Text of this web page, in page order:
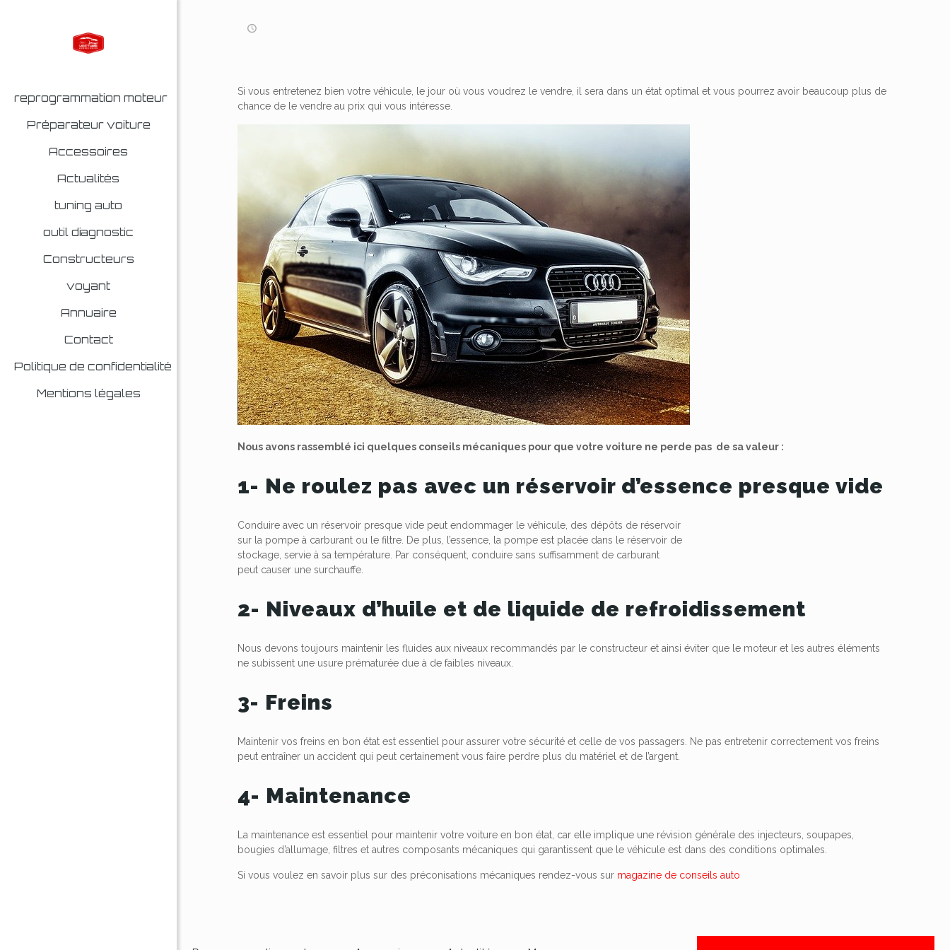
reprogrammation moteur
Préparateur voiture
Accessoires
Actualités
tuning auto
outil diagnostic
Constructeurs
voyant
Annuaire
Contact
Politique de confidentialité
Mentions légales
Si vous entretenez bien votre véhicule, le jour où vous voudrez le vendre, il sera dans un état optimal et vous pourrez avoir beaucoup plus de
chance de le vendre au prix qui vous intéresse.
Nous avons rassemblé ici quelques conseils mécaniques pour que votre voiture ne perde pas de sa valeur :
1- Ne roulez pas avec un réservoir d’essence presque vide
Conduire avec un réservoir presque vide peut endommager le véhicule, des dépôts de réservoir
sur la pompe à carburant ou le filtre. De plus, l’essence, la pompe est placée dans le réservoir de
stockage, servie à sa température. Par conséquent, conduire sans suffisamment de carburant
peut causer une surchauffe.
2- Niveaux d’huile et de liquide de refroidissement
Nous devons toujours maintenir les fluides aux niveaux recommandés par le constructeur et ainsi éviter que le moteur et les autres éléments
ne subissent une usure prématurée due à de faibles niveaux.
3- Freins
Maintenir vos freins en bon état est essentiel pour assurer votre sécurité et celle de vos passagers. Ne pas entretenir correctement vos freins
peut entraîner un accident qui peut certainement vous faire perdre plus du matériel et de l’argent.
4- Maintenance
La maintenance est essentiel pour maintenir votre voiture en bon état, car elle implique une révision générale des injecteurs, soupapes,
bougies d’allumage, filtres et autres composants mécaniques qui garantissent que le véhicule est dans des conditions optimales.
Si vous voulez en savoir plus sur des préconisations mécaniques rendez-vous sur magazine de conseils auto